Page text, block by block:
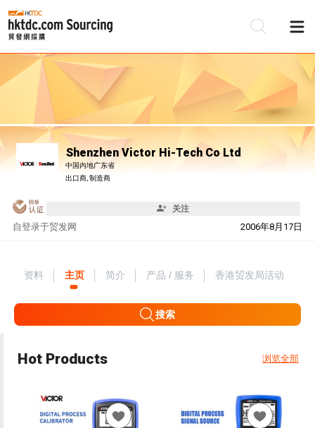
Shenzhen Victor Hi-Tech Co Ltd
中国内地广东省
出口商, 制造商
关注
自 2006年8月17日
登录于贸发网
资料 主页 简介 产品 / 服务 香港贸发局活动
搜索
Hot Products 浏览全部